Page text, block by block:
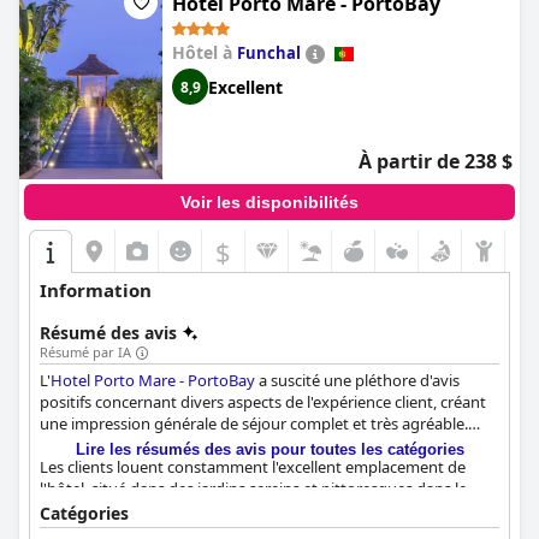
exceptionnels. Les piscines sont un point fort de l'hôtel et
permettent de se rafraîchir après avoir exploré la magnifique
région environnante. Dans l'ensemble, le Quinta da Casa Branca
- Small Luxury Hotels of the World
romantique qui offre à ses clients des services et des
équipements haut de gamme qu'ils sont en droit d'attendre
d'un hôtel cinq étoiles.
Hôtel à Funchal
8,9 Excellent
À partir de 238 $
Voir les disponibilités
$
Information
Résumé des avis
Résumé par IA
L'Hotel Porto Mare - PortoBaya suscité une pléthore d'avis
positifs concernant divers aspects de l'expérience client, créant
une impression générale de séjour complet et très agréable.
Les clients louent constamment l'excellent emplacement de
l'hôtel, situé dans des jardins sereins et pittoresques dans le
quartier attrayant de Lido. Bien qu'un peu éloigné du centre-
ville de Funchal, l'hôtel offre une atmosphère tranquille et un
Lire les résumés des avis pour toutes les catégories
Catégories